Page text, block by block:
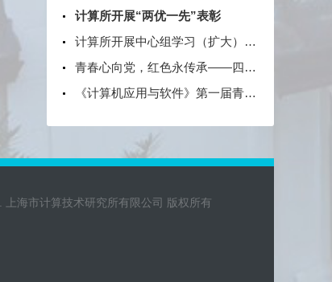
计算所开展“两优一先”表彰
计算所开展中心组学习（扩大）会 党委书记朱闻渊结合《习近平谈治国理政》第四卷上党课 学习交流《总体国家安全观学习纲要》、《习近平生态文明思想学习纲要》
青春心向党，红色永传承——四家单位联学共建主题团日活动
《计算机应用与软件》第一届青年编委会暨期刊高质量发展研讨会顺利召开
海市计算技术研究所有限公司 版权所有